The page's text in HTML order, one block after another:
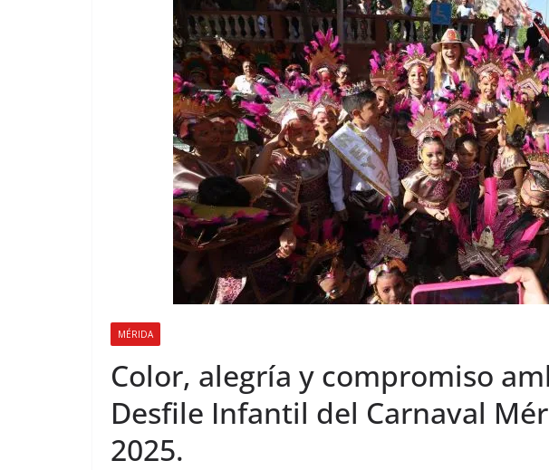
MÉRIDA
Color, alegría y compromiso
Desfile Infantil del Carnaval
2025.